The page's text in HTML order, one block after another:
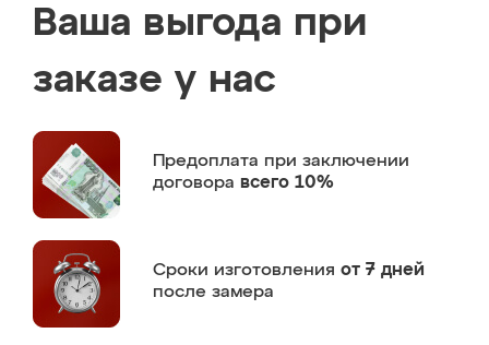
Ваша выгода при
заказе у нас
Предоплата при заключении
договора всего 10%
Сроки изготовления от 7 дней
после замера